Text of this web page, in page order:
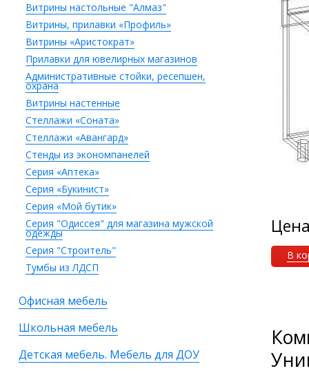
Витрины настольные "Алмаз"
Витрины, прилавки «Профиль»
Витрины «Аристократ»
Прилавки для ювелирных магазинов
Административные стойки, ресепшен,
охрана
Витрины настенные
Стеллажи «Соната»
Стеллажи «Авангард»
Стенды из экономпанелей
Серия «Аптека»
Серия «Букинист»
Серия «Мой бутик»
Серия "Одиссея" для магазина мужской
одежды
Серия "Строитель"
Тумбы из ЛДСП
Офисная мебель
Школьная мебель
Детская мебель. Мебель для ДОУ
В